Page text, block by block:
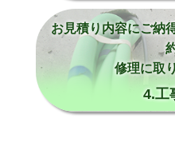
お見積り内容にご納
修理に取
4.工